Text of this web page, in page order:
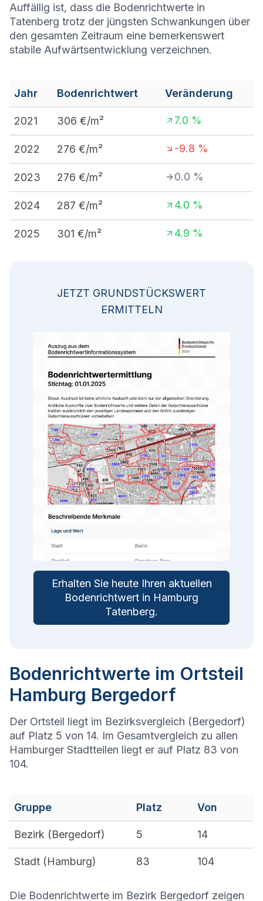
Auffällig ist, dass die Bodenrichtwerte in
Tatenberg trotz der jüngsten Schwankungen über
den gesamten Zeitraum eine bemerkenswert
stabile Aufwärtsentwicklung verzeichnen.
Jahr Bodenrichtwert Veränderung
2021 306 €/m² 7.0 %
2022 276 €/m² -9.8 %
2023 276 €/m² 0.0 %
2024 287 €/m² 4.0 %
2025 301 €/m² 4.9 %
JETZT GRUNDSTÜCKSWERT
ERMITTELN
Erhalten Sie heute Ihren aktuellen
Bodenrichtwert in Hamburg
Tatenberg.
Bodenrichtwerte im Ortsteil
Hamburg Bergedorf
Der Ortsteil liegt im Bezirksvergleich (Bergedorf)
auf Platz 5 von 14. Im Gesamtvergleich zu allen
Hamburger Stadtteilen liegt er auf Platz 83 von
104.
Gruppe Platz Von
Bezirk (Bergedorf) 5 14
Stadt (Hamburg) 83 104
Die Bodenrichtwerte im Bezirk Bergedorf zeigen